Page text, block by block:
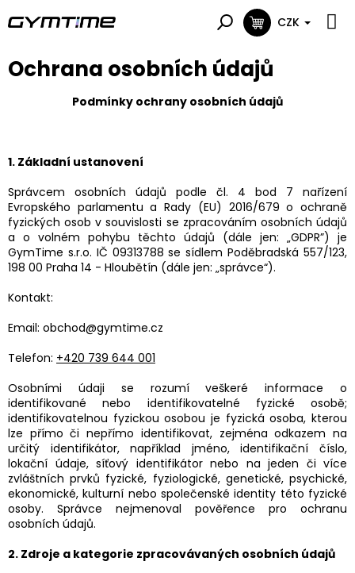
na
NÁKUPNÍ
CZK
Ochrana osobních údajů
Podmínky ochrany osobních údajů
1. Základní ustanovení
Správcem osobních údajů podle čl. 4 bod 7 nařízení
Evropského parlamentu a Rady (EU) 2016/679 o ochraně
fyzických osob v souvislosti se zpracováním osobních údajů
a o volném pohybu těchto údajů (dále jen: „GDPR”) je
GymTime s.r.o. IČ 09313788 se sídlem Poděbradská 557/123,
198 00 Praha 14 - Hloubětín (dále jen: „správce“).
Kontakt:
Email: obchod@gymtime.cz
Telefon: +420 739 644 001
Osobními údaji se rozumí veškeré informace o
identifikované nebo identifikovatelné fyzické osobě;
identifikovatelnou fyzickou osobou je fyzická osoba, kterou
lze přímo či nepřímo identifikovat, zejména odkazem na
určitý identifikátor, například jméno, identifikační číslo,
lokační údaje, síťový identifikátor nebo na jeden či více
zvláštních prvků fyzické, fyziologické, genetické, psychické,
ekonomické, kulturní nebo společenské identity této fyzické
osoby. Správce nejmenoval pověřence pro ochranu
osobních údajů.
2. Zdroje a kategorie zpracovávaných osobních údajů